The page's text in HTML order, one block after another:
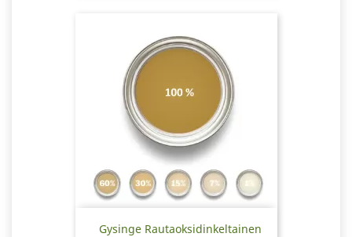
Gysinge Rautaoksidinkeltainen